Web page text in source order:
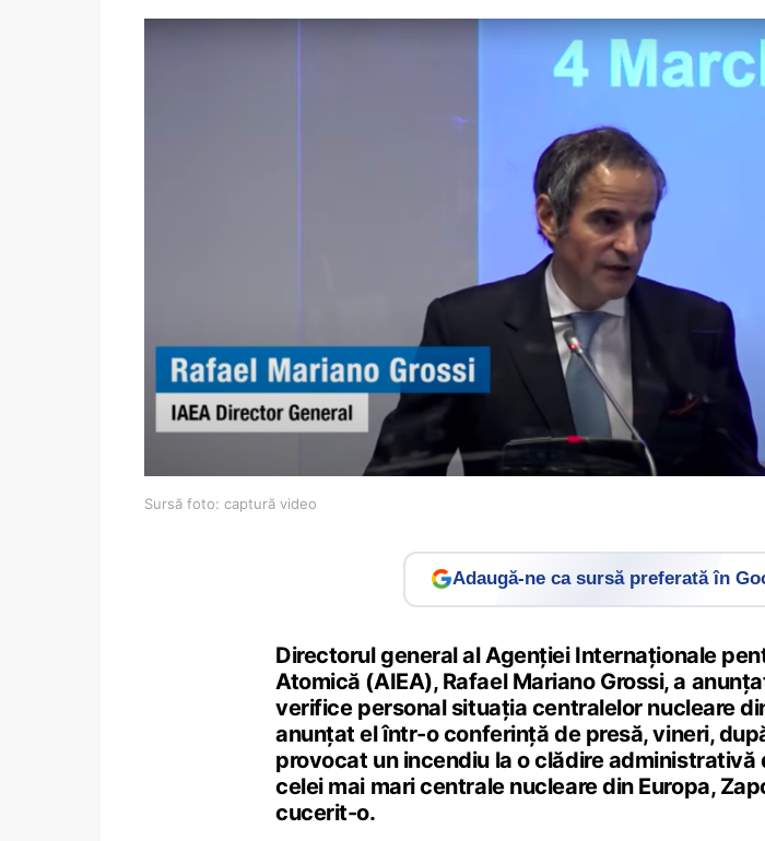
Sursă foto: captură video
Adaugă-ne ca sursă preferată în
Directorul general al Agenției Internaționale
Atomică (AIEA), Rafael Mariano Grossi, a
verifice personal situația centralelor nucleare
anunțat el într-o conferință de presă, vineri,
provocat un incendiu la o clădire administrativă
celei mai mari centrale nucleare din Europa,
cucerit-o.